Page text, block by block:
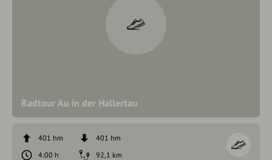
Radtour Au in der Hallertau
401 hm
401 hm
4:00 h
92,1 km